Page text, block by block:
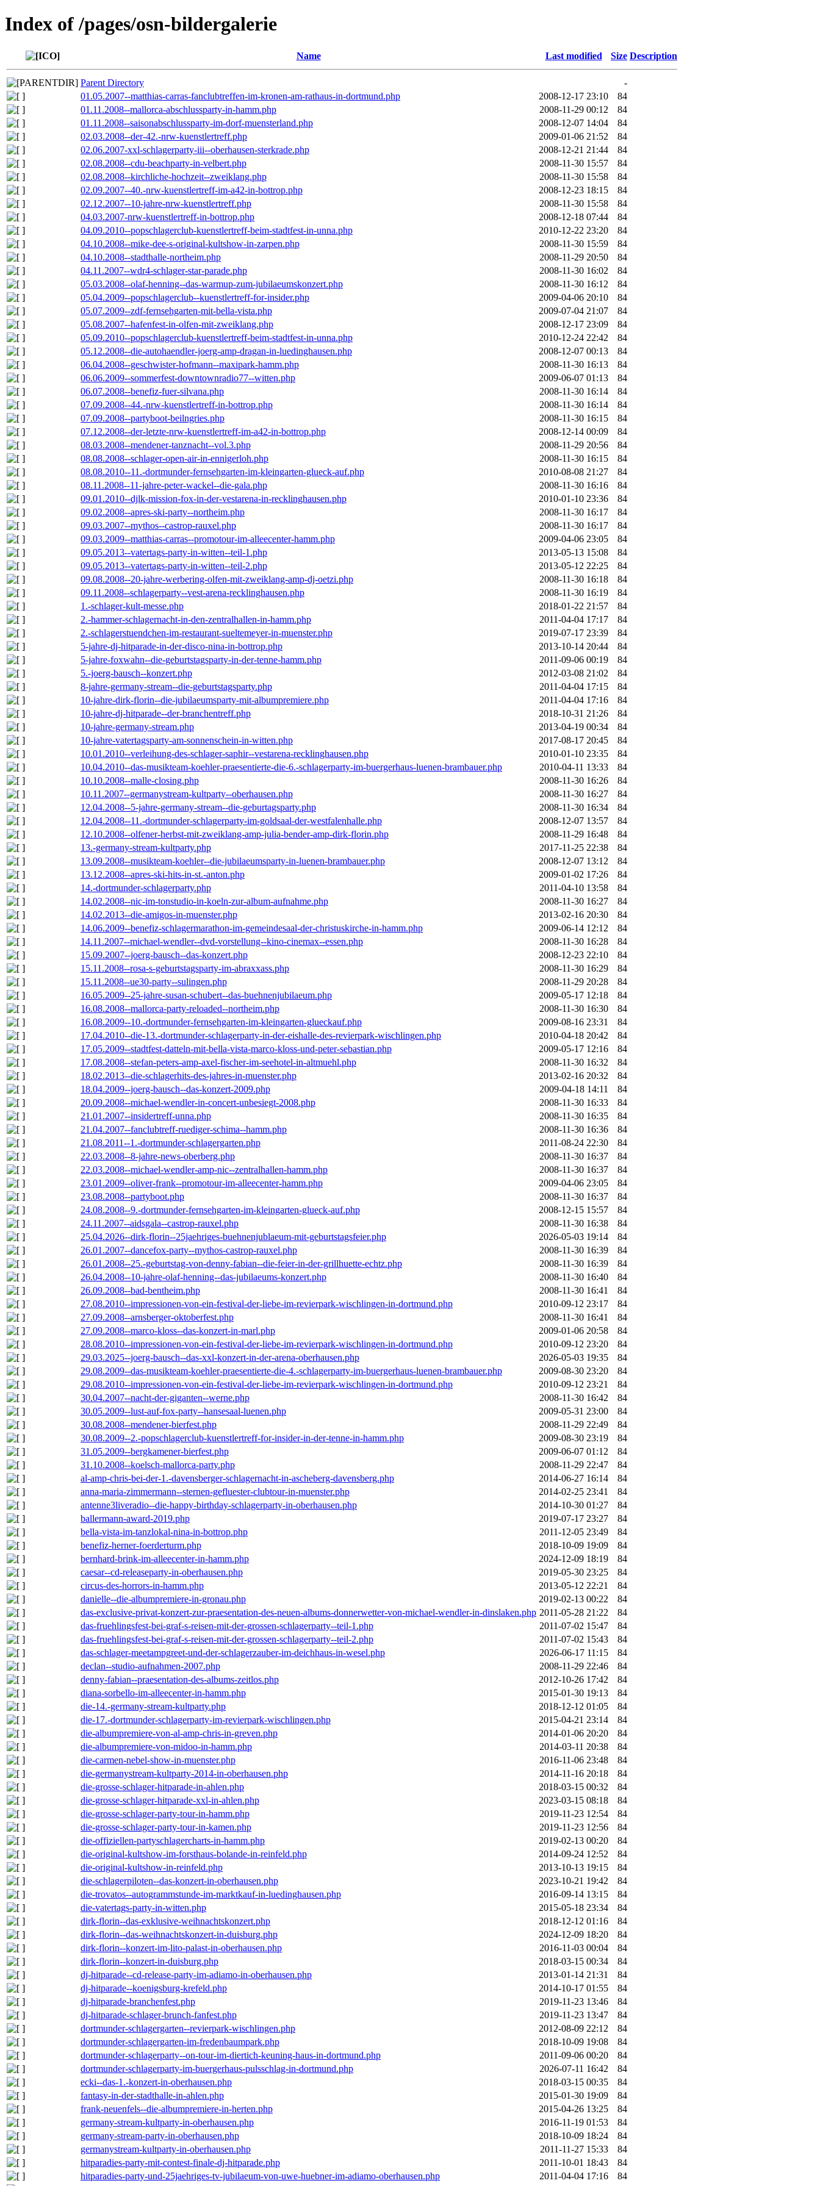
Index of /pages/osn-bildergalerie
Name Last modified Size Description
Parent Directory
-
01.05.2007--matthias-carras-fanclubtreffen-im-kronen-am-rathaus-in-dortmund.php
2008-12-17 23:10
84
01.11.2008--mallorca-abschlussparty-in-hamm.php
2008-11-29 00:12
84
01.11.2008--saisonabschlussparty-im-dorf-muensterland.php
2008-12-07 14:04
84
02.03.2008--der-42.-nrw-kuenstlertreff.php
2009-01-06 21:52
84
02.06.2007-xxl-schlagerparty-iii--oberhausen-sterkrade.php
2008-12-21 21:44
84
02.08.2008--cdu-beachparty-in-velbert.php
2008-11-30 15:57
84
02.08.2008--kirchliche-hochzeit--zweiklang.php
2008-11-30 15:58
84
02.09.2007--40.-nrw-kuenstlertreff-im-a42-in-bottrop.php
2008-12-23 18:15
84
02.12.2007--10-jahre-nrw-kuenstlertreff.php
2008-11-30 15:58
84
04.03.2007-nrw-kuenstlertreff-in-bottrop.php
2008-12-18 07:44
84
04.09.2010--popschlagerclub-kuenstlertreff-beim-stadtfest-in-unna.php
2010-12-22 23:20
84
04.10.2008--mike-dee-s-original-kultshow-in-zarpen.php
2008-11-30 15:59
84
04.10.2008--stadthalle-northeim.php
2008-11-29 20:50
84
04.11.2007--wdr4-schlager-star-parade.php
2008-11-30 16:02
84
05.03.2008--olaf-henning--das-warmup-zum-jubilaeumskonzert.php
2008-11-30 16:12
84
05.04.2009--popschlagerclub--kuenstlertreff-for-insider.php
2009-04-06 20:10
84
05.07.2009--zdf-fernsehgarten-mit-bella-vista.php
2009-07-04 21:07
84
05.08.2007--hafenfest-in-olfen-mit-zweiklang.php
2008-12-17 23:09
84
05.09.2010--popschlagerclub-kuenstlertreff-beim-stadtfest-in-unna.php
2010-12-24 22:42
84
05.12.2008--die-autohaendler-joerg-amp-dragan-in-luedinghausen.php
2008-12-07 00:13
84
06.04.2008--geschwister-hofmann--maxipark-hamm.php
2008-11-30 16:13
84
06.06.2009--sommerfest-downtownradio77--witten.php
2009-06-07 01:13
84
06.07.2008--benefiz-fuer-silvana.php
2008-11-30 16:14
84
07.09.2008--44.-nrw-kuenstlertreff-in-bottrop.php
2008-11-30 16:14
84
07.09.2008--partyboot-beilngries.php
2008-11-30 16:15
84
07.12.2008--der-letzte-nrw-kuenstlertreff-im-a42-in-bottrop.php
2008-12-14 00:09
84
08.03.2008--mendener-tanznacht--vol.3.php
2008-11-29 20:56
84
08.08.2008--schlager-open-air-in-ennigerloh.php
2008-11-30 16:15
84
08.08.2010--11.-dortmunder-fernsehgarten-im-kleingarten-glueck-auf.php
2010-08-08 21:27
84
08.11.2008--11-jahre-peter-wackel--die-gala.php
2008-11-30 16:16
84
09.01.2010--djlk-mission-fox-in-der-vestarena-in-recklinghausen.php
2010-01-10 23:36
84
09.02.2008--apres-ski-party--northeim.php
2008-11-30 16:17
84
09.03.2007--mythos--castrop-rauxel.php
2008-11-30 16:17
84
09.03.2009--matthias-carras--promotour-im-alleecenter-hamm.php
2009-04-06 23:05
84
09.05.2013--vatertags-party-in-witten--teil-1.php
2013-05-13 15:08
84
09.05.2013--vatertags-party-in-witten--teil-2.php
2013-05-12 22:25
84
09.08.2008--20-jahre-werbering-olfen-mit-zweiklang-amp-dj-oetzi.php
2008-11-30 16:18
84
09.11.2008--schlagerparty--vest-arena-recklinghausen.php
2008-11-30 16:19
84
1.-schlager-kult-messe.php
2018-01-22 21:57
84
2.-hammer-schlagernacht-in-den-zentralhallen-in-hamm.php
2011-04-04 17:17
84
2.-schlagerstuendchen-im-restaurant-sueltemeyer-in-muenster.php
2019-07-17 23:39
84
5-jahre-dj-hitparade-in-der-disco-nina-in-bottrop.php
2013-10-14 20:44
84
5-jahre-foxwahn--die-geburtstagsparty-in-der-tenne-hamm.php
2011-09-06 00:19
84
5.-joerg-bausch--konzert.php
2012-03-08 21:02
84
8-jahre-germany-stream--die-geburtstagsparty.php
2011-04-04 17:15
84
10-jahre-dirk-florin--die-jubilaeumsparty-mit-albumpremiere.php
2011-04-04 17:16
84
10-jahre-dj-hitparade--der-branchentreff.php
2018-10-31 21:26
84
10-jahre-germany-stream.php
2013-04-19 00:34
84
10-jahre-vatertagsparty-am-sonnenschein-in-witten.php
2017-08-17 20:45
84
10.01.2010--verleihung-des-schlager-saphir--vestarena-recklinghausen.php
2010-01-10 23:35
84
10.04.2010--das-musikteam-koehler-praesentierte-die-6.-schlagerparty-im-buergerhaus-luenen-brambauer.php
2010-04-11 13:33
84
10.10.2008--malle-closing.php
2008-11-30 16:26
84
10.11.2007--germanystream-kultparty--oberhausen.php
2008-11-30 16:27
84
12.04.2008--5-jahre-germany-stream--die-geburtagsparty.php
2008-11-30 16:34
84
12.04.2008--11.-dortmunder-schlagerparty-im-goldsaal-der-westfalenhalle.php
2008-12-07 13:57
84
12.10.2008--olfener-herbst-mit-zweiklang-amp-julia-bender-amp-dirk-florin.php
2008-11-29 16:48
84
13.-germany-stream-kultparty.php
2017-11-25 22:38
84
13.09.2008--musikteam-koehler--die-jubilaeumsparty-in-luenen-brambauer.php
2008-12-07 13:12
84
13.12.2008--apres-ski-hits-in-st.-anton.php
2009-01-02 17:26
84
14.-dortmunder-schlagerparty.php
2011-04-10 13:58
84
14.02.2008--nic-im-tonstudio-in-koeln-zur-album-aufnahme.php
2008-11-30 16:27
84
14.02.2013--die-amigos-in-muenster.php
2013-02-16 20:30
84
14.06.2009--benefiz-schlagermarathon-im-gemeindesaal-der-christuskirche-in-hamm.php
2009-06-14 12:12
84
14.11.2007--michael-wendler--dvd-vorstellung--kino-cinemax--essen.php
2008-11-30 16:28
84
15.09.2007--joerg-bausch--das-konzert.php
2008-12-23 22:10
84
15.11.2008--rosa-s-geburtstagsparty-im-abraxxass.php
2008-11-30 16:29
84
15.11.2008--ue30-party--sulingen.php
2008-11-29 20:28
84
16.05.2009--25-jahre-susan-schubert--das-buehnenjubilaeum.php
2009-05-17 12:18
84
16.08.2008--mallorca-party-reloaded--northeim.php
2008-11-30 16:30
84
16.08.2009--10.-dortmunder-fernsehgarten-im-kleingarten-glueckauf.php
2009-08-16 23:31
84
17.04.2010--die-13.-dortmunder-schlagerparty-in-der-eishalle-des-revierpark-wischlingen.php
2010-04-18 20:42
84
17.05.2009--stadtfest-datteln-mit-bella-vista-marco-kloss-und-peter-sebastian.php
2009-05-17 12:16
84
17.08.2008--stefan-peters-amp-axel-fischer-im-seehotel-in-altmuehl.php
2008-11-30 16:32
84
18.02.2013--die-schlagerhits-des-jahres-in-muenster.php
2013-02-16 20:32
84
18.04.2009--joerg-bausch--das-konzert-2009.php
2009-04-18 14:11
84
20.09.2008--michael-wendler-in-concert-unbesiegt-2008.php
2008-11-30 16:33
84
21.01.2007--insidertreff-unna.php
2008-11-30 16:35
84
21.04.2007--fanclubtreff-ruediger-schima--hamm.php
2008-11-30 16:36
84
21.08.2011--1.-dortmunder-schlagergarten.php
2011-08-24 22:30
84
22.03.2008--8-jahre-news-oberberg.php
2008-11-30 16:37
84
22.03.2008--michael-wendler-amp-nic--zentralhallen-hamm.php
2008-11-30 16:37
84
23.01.2009--oliver-frank--promotour-im-alleecenter-hamm.php
2009-04-06 23:05
84
23.08.2008--partyboot.php
2008-11-30 16:37
84
24.08.2008--9.-dortmunder-fernsehgarten-im-kleingarten-glueck-auf.php
2008-12-15 15:57
84
24.11.2007--aidsgala--castrop-rauxel.php
2008-11-30 16:38
84
25.04.2026--dirk-florin--25jaehriges-buehnenjublaeum-mit-geburtstagsfeier.php
2026-05-03 19:14
84
26.01.2007--dancefox-party--mythos-castrop-rauxel.php
2008-11-30 16:39
84
26.01.2008--25.-geburtstag-von-denny-fabian--die-feier-in-der-grillhuette-echtz.php
2008-11-30 16:39
84
26.04.2008--10-jahre-olaf-henning--das-jubilaeums-konzert.php
2008-11-30 16:40
84
26.09.2008--bad-bentheim.php
2008-11-30 16:41
84
27.08.2010--impressionen-von-ein-festival-der-liebe-im-revierpark-wischlingen-in-dortmund.php
2010-09-12 23:17
84
27.09.2008--arnsberger-oktoberfest.php
2008-11-30 16:41
84
27.09.2008--marco-kloss--das-konzert-in-marl.php
2009-01-06 20:58
84
28.08.2010--impressionen-von-ein-festival-der-liebe-im-revierpark-wischlingen-in-dortmund.php
2010-09-12 23:20
84
29.03.2025--joerg-bausch--das-xxl-konzert-in-der-arena-oberhausen.php
2026-05-03 19:35
84
29.08.2009--das-musikteam-koehler-praesentierte-die-4.-schlagerparty-im-buergerhaus-luenen-brambauer.php
2009-08-30 23:20
84
29.08.2010--impressionen-von-ein-festival-der-liebe-im-revierpark-wischlingen-in-dortmund.php
2010-09-12 23:21
84
30.04.2007--nacht-der-giganten--werne.php
2008-11-30 16:42
84
30.05.2009--lust-auf-fox-party--hansesaal-luenen.php
2009-05-31 23:00
84
30.08.2008--mendener-bierfest.php
2008-11-29 22:49
84
30.08.2009--2.-popschlagerclub-kuenstlertreff-for-insider-in-der-tenne-in-hamm.php
2009-08-30 23:19
84
31.05.2009--bergkamener-bierfest.php
2009-06-07 01:12
84
31.10.2008--koelsch-mallorca-party.php
2008-11-29 22:47
84
al-amp-chris-bei-der-1.-davensberger-schlagernacht-in-ascheberg-davensberg.php
2014-06-27 16:14
84
anna-maria-zimmermann--sternen-gefluester-clubtour-in-muenster.php
2014-02-25 23:41
84
antenne3liveradio--die-happy-birthday-schlagerparty-in-oberhausen.php
2014-10-30 01:27
84
ballermann-award-2019.php
2019-07-17 23:27
84
bella-vista-im-tanzlokal-nina-in-bottrop.php
2011-12-05 23:49
84
benefiz-herner-foerderturm.php
2018-10-09 19:09
84
bernhard-brink-im-alleecenter-in-hamm.php
2024-12-09 18:19
84
caesar--cd-releaseparty-in-oberhausen.php
2019-05-30 23:25
84
circus-des-horrors-in-hamm.php
2013-05-12 22:21
84
danielle--die-albumpremiere-in-gronau.php
2019-02-13 00:22
84
das-exclusive-privat-konzert-zur-praesentation-des-neuen-albums-donnerwetter-von-michael-wendler-in-dinslaken.php 2011-05-28 21:22
84
das-fruehlingsfest-bei-graf-s-reisen-mit-der-grossen-schlagerparty--teil-1.php
2011-07-02 15:47
84
das-fruehlingsfest-bei-graf-s-reisen-mit-der-grossen-schlagerparty--teil-2.php
2011-07-02 15:43
84
das-schlager-meetampgreet-und-der-schlagerzauber-im-deichhaus-in-wesel.php
2026-06-17 11:15
84
declan--studio-aufnahmen-2007.php
2008-11-29 22:46
84
denny-fabian--praesentation-des-albums-zeitlos.php
2012-10-26 17:42
84
diana-sorbello-im-alleecenter-in-hamm.php
2015-01-30 19:13
84
die-14.-germany-stream-kultparty.php
2018-12-12 01:05
84
die-17.-dortmunder-schlagerparty-im-revierpark-wischlingen.php
2015-04-21 23:14
84
die-albumpremiere-von-al-amp-chris-in-greven.php
2014-01-06 20:20
84
die-albumpremiere-von-midoo-in-hamm.php
2014-03-11 20:38
84
die-carmen-nebel-show-in-muenster.php
2016-11-06 23:48
84
die-germanystream-kultparty-2014-in-oberhausen.php
2014-11-16 20:18
84
die-grosse-schlager-hitparade-in-ahlen.php
2018-03-15 00:32
84
die-grosse-schlager-hitparade-xxl-in-ahlen.php
2023-03-15 08:18
84
die-grosse-schlager-party-tour-in-hamm.php
2019-11-23 12:54
84
die-grosse-schlager-party-tour-in-kamen.php
2019-11-23 12:56
84
die-offiziellen-partyschlagercharts-in-hamm.php
2019-02-13 00:20
84
die-original-kultshow-im-forsthaus-bolande-in-reinfeld.php
2014-09-24 12:52
84
die-original-kultshow-in-reinfeld.php
2013-10-13 19:15
84
die-schlagerpiloten--das-konzert-in-oberhausen.php
2023-10-21 19:42
84
die-trovatos--autogrammstunde-im-marktkauf-in-luedinghausen.php
2016-09-14 13:15
84
die-vatertags-party-in-witten.php
2015-05-18 23:34
84
dirk-florin--das-exklusive-weihnachtskonzert.php
2018-12-12 01:16
84
dirk-florin--das-weihnachtskonzert-in-duisburg.php
2024-12-09 18:20
84
dirk-florin--konzert-im-lito-palast-in-oberhausen.php
2016-11-03 00:04
84
dirk-florin--konzert-in-duisburg.php
2018-03-15 00:34
84
dj-hitparade--cd-release-party-im-adiamo-in-oberhausen.php
2013-01-14 21:31
84
dj-hitparade--koenigsburg-krefeld.php
2014-10-17 01:55
84
dj-hitparade-branchenfest.php
2019-11-23 13:46
84
dj-hitparade-schlager-brunch-fanfest.php
2019-11-23 13:47
84
dortmunder-schlagergarten--revierpark-wischlingen.php
2012-08-09 22:12
84
dortmunder-schlagergarten-im-fredenbaumpark.php
2018-10-09 19:08
84
dortmunder-schlagerparty--on-tour-im-diertich-keuning-haus-in-dortmund.php
2011-09-06 00:20
84
dortmunder-schlagerparty-im-buergerhaus-pulsschlag-in-dortmund.php
2026-07-11 16:42
84
ecki--das-1.-konzert-in-oberhausen.php
2018-03-15 00:35
84
fantasy-in-der-stadthalle-in-ahlen.php
2015-01-30 19:09
84
frank-neuenfels--die-albumpremiere-in-herten.php
2015-04-26 13:25
84
germany-stream-kultparty-in-oberhausen.php
2016-11-19 01:53
84
germany-stream-party-in-oberhausen.php
2018-10-09 18:24
84
germanystream-kultparty-in-oberhausen.php
2011-11-27 15:33
84
hitparadies-party-mit-contest-finale-dj-hitparade.php
2011-10-01 18:43
84
hitparadies-party-und-25jaehriges-tv-jubilaeum-von-uwe-huebner-im-adiamo-oberhausen.php
2011-04-04 17:16
84